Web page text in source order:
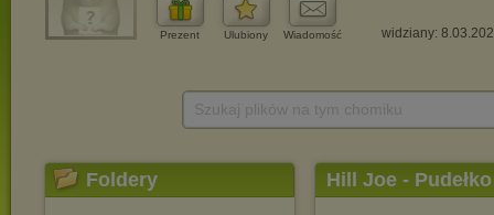
Prezent Ulubiony Wiadomość widziany:
Foldery Hill Joe -